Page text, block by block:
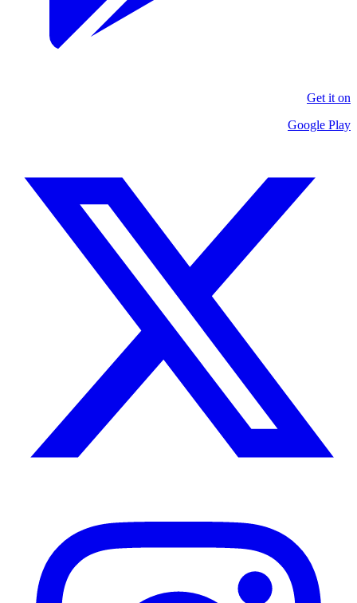
Get it on
Google Play